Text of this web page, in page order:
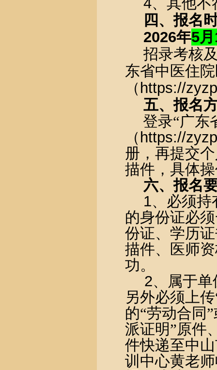
四、报名
2026年5月
招录考核
东省中医住
（ https://
五、报名
登录“广东
（ https://
册，再提交
描件，具体
六、报名
1、必须
的身份证必
份证、学历
描件、医师
功。
2、属于
另外必须上
的“劳动合同
派证明”原件
件快递至中
训中心黄老